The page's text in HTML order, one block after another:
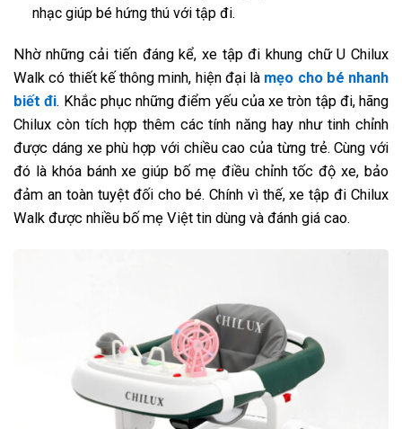
nhạc giúp bé hứng thú với tập đi.
Nhờ những cải tiến đáng kể, xe tập đi khung chữ U Chilux
Walk có thiết kế thông minh, hiện đại là mẹo cho bé nhanh
biết đi. Khắc phục những điểm yếu của xe tròn tập đi, hãng
Chilux còn tích hợp thêm các tính năng hay như tinh chỉnh
được dáng xe phù hợp với chiều cao của từng trẻ. Cùng với
đó là khóa bánh xe giúp bố mẹ điều chỉnh tốc độ xe, bảo
đảm an toàn tuyệt đối cho bé. Chính vì thế, xe tập đi Chilux
Walk được nhiều bố mẹ Việt tin dùng và đánh giá cao.